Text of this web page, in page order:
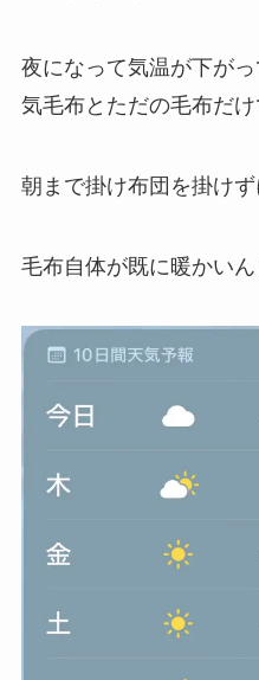
夜になって気温が下が
気毛布とただの毛布だけ
朝まで掛け布団を掛けず
毛布自体が既に暖かいん